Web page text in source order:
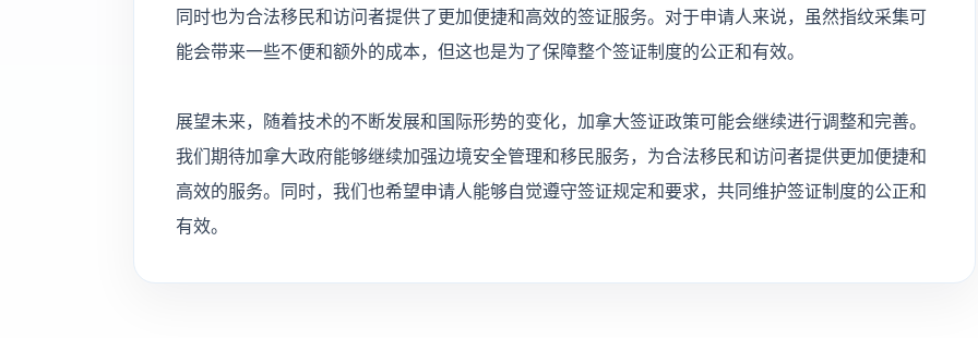
同时也为合法移民和访问者提供了更加便捷和高效的签证服务。对于申请人来说，虽然指纹采集可
能会带来一些不便和额外的成本，但这也是为了保障整个签证制度的公正和有效。
展望未来，随着技术的不断发展和国际形势的变化，加拿大签证政策可能会继续进行调整和完善。
我们期待加拿大政府能够继续加强边境安全管理和移民服务，为合法移民和访问者提供更加便捷和
高效的服务。同时，我们也希望申请人能够自觉遵守签证规定和要求，共同维护签证制度的公正和
有效。